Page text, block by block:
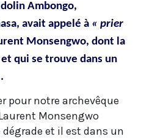
Ambongo,
avait appelé à « prier
Monsengwo, dont la
et qui se trouve dans un
.
pour notre archevêque
Monsengwo
dégrade et il est dans un